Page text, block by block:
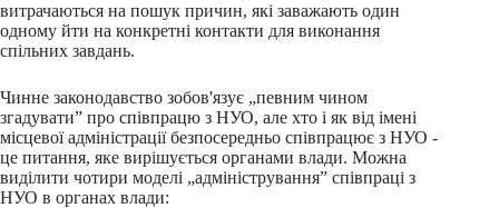
витрачаються на пошук причин, які заважають один
одному йти на конкретні контакти для виконання
спільних завдань.
Чинне законодавство зобов'язує „певним чином
згадувати” про співпрацю з НУО, але хто і як від імені
місцевої адміністрації безпосередньо співпрацює з НУО -
це питання, яке вирішується органами влади. Можна
виділити чотири моделі „адміністрування” співпраці з
НУО в органах влади: